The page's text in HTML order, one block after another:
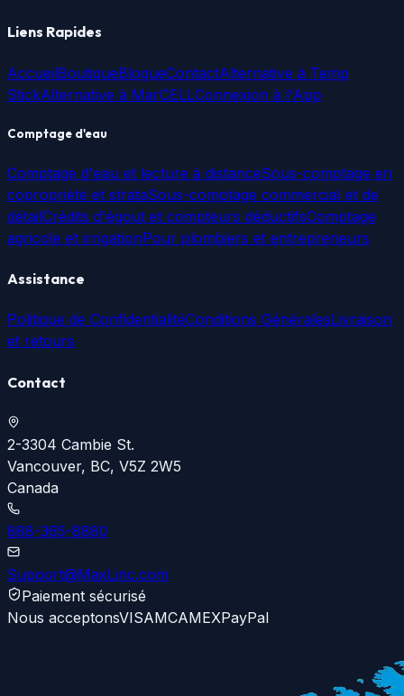
Liens Rapides
AccueilBoutiqueBlogueContactAlternative à Temp
StickAlternative à MarCELLConnexion à l'App
Comptage d'eau
Comptage d'eau et lecture à distanceSous-comptage en
copropriété et strataSous-comptage commercial et de
détailCrédits d'égout et compteurs déductifsComptage
agricole et irrigationPour plombiers et entrepreneurs
Assistance
Politique de ConfidentialitéConditions GénéralesLivraison
et retours
Contact
2-3304 Cambie St.
Vancouver, BC, V5Z 2W5
Canada
888-365-8880
Support@MaxLinc.com
Paiement sécurisé
Nous acceptonsVISAMCAMEXPayPal